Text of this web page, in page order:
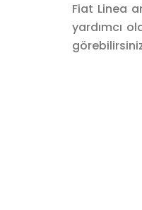
Fiat Linea
yardımcı